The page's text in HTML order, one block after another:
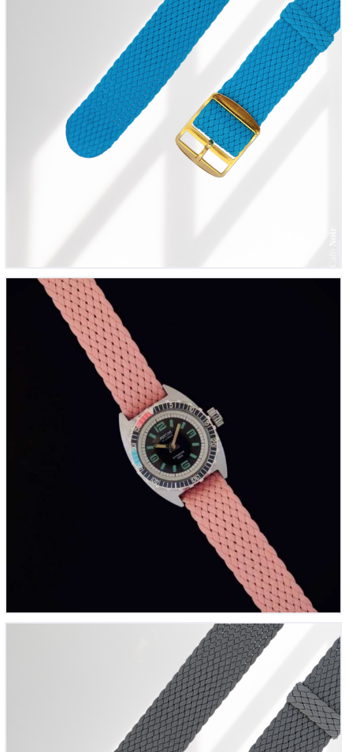
Mortima, ref. MD 001
Bracelet montre Perlon tressé Gris foncé
00€